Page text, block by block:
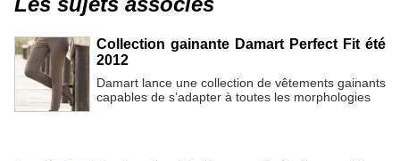
Collection gainante Damart Perfect Fit été
2012
Damart lance une collection de vêtements gainants
capables de s’adapter à toutes les morphologies